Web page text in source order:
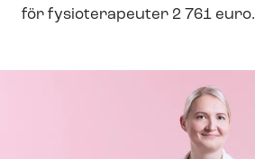
för fysioterapeuter 2 761 euro.